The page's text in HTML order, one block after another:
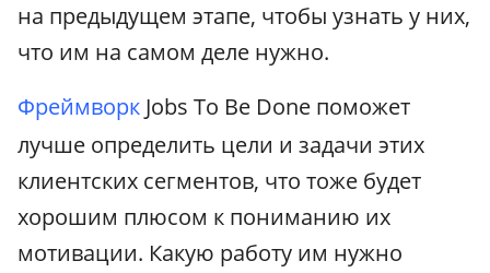
на предыдущем этапе, чтобы узнать у них,
что им на самом деле нужно.
Фреймворк Jobs To Be Done поможет
лучше определить цели и задачи этих
клиентских сегментов, что тоже будет
хорошим плюсом к пониманию их
мотивации. Какую работу им нужно